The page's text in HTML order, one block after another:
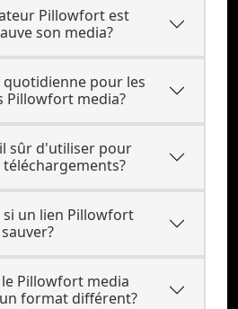
Pillowfort est
son media?
quotidienne pour les
Pillowfort media?
sûr d'utiliser pour
si un lien Pillowfort
Pillowfort media
format différent?